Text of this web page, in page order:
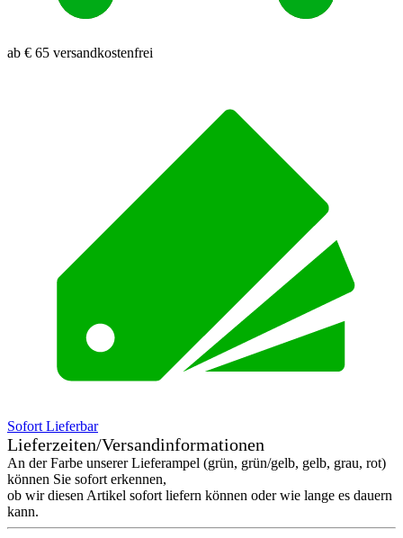
ab € 65 versandkostenfrei
Sofort Lieferbar
Lieferzeiten/Versandinformationen
An der Farbe unserer Lieferampel (grün, grün/gelb, gelb, grau, rot)
können Sie sofort erkennen,
ob wir diesen Artikel sofort liefern können oder wie lange es dauern
kann.